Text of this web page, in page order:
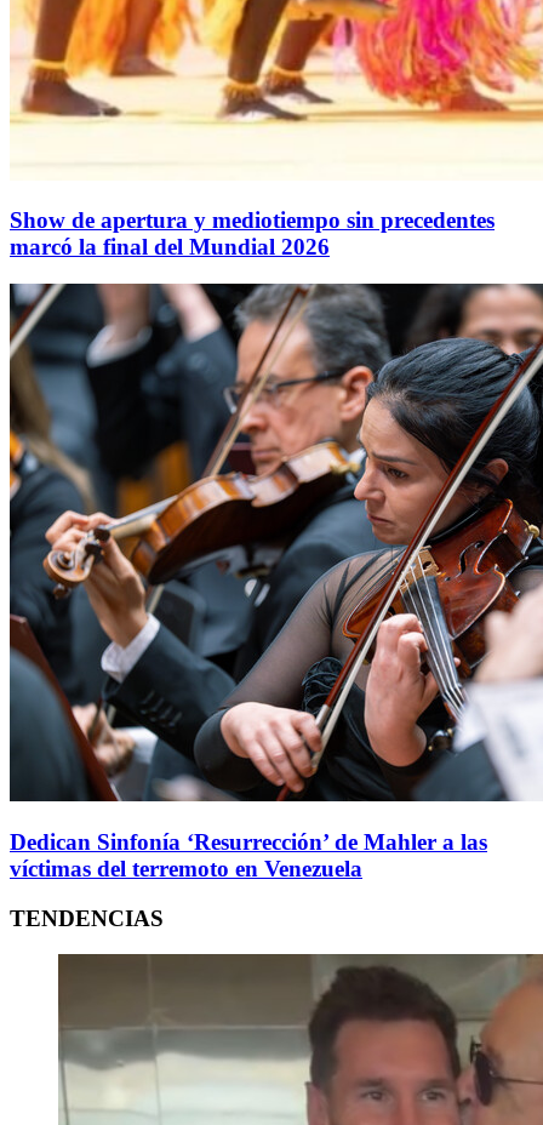
Show de apertura y mediotiempo sin precedentes
marcó la final del Mundial 2026
Dedican Sinfonía ‘Resurrección’ de Mahler a las
víctimas del terremoto en Venezuela
TENDENCIAS